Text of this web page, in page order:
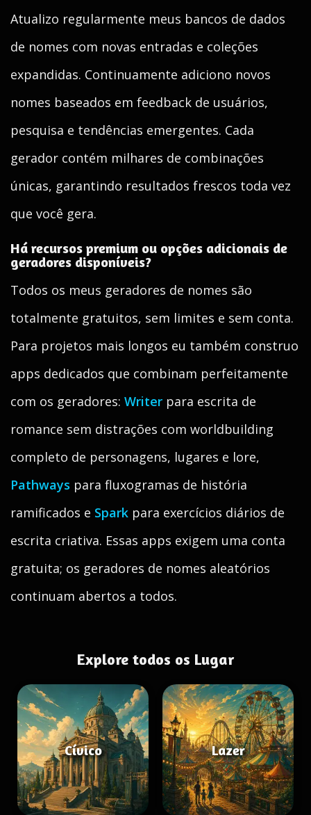
Atualizo regularmente meus bancos de dados
de nomes com novas entradas e coleções
expandidas. Continuamente adiciono novos
nomes baseados em feedback de usuários,
pesquisa e tendências emergentes. Cada
gerador contém milhares de combinações
únicas, garantindo resultados frescos toda vez
que você gera.
Há recursos premium ou opções adicionais de
geradores disponíveis?
Todos os meus geradores de nomes são
totalmente gratuitos, sem limites e sem conta.
Para projetos mais longos eu também construo
apps dedicados que combinam perfeitamente
com os geradores: Writer para escrita de
romance sem distrações com worldbuilding
completo de personagens, lugares e lore,
Pathways para fluxogramas de história
ramificados e Spark para exercícios diários de
escrita criativa. Essas apps exigem uma conta
gratuita; os geradores de nomes aleatórios
continuam abertos a todos.
Explore todos os Lugar
Cívico Lazer